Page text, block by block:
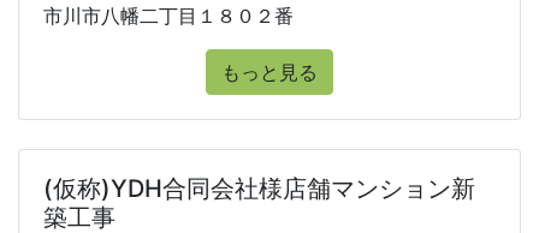
市川市八幡二丁目１８０２番
もっと見る
(仮称)YDH合同会社様店舗マンション新
築工事